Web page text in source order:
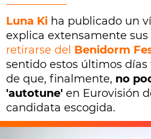
Luna Ki ha publicado un
explica extensamente
retirarse del Benidorm
sentido estos últimos
de que, finalmente, no
'autotune' en Eurovisión
candidata escogida.